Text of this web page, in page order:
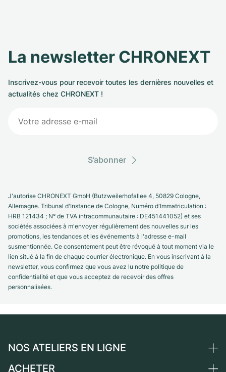
La newsletter CHRONEXT
Inscrivez-vous pour recevoir toutes les dernières nouvelles et
actualités chez CHRONEXT !
S’abonner
J'autorise CHRONEXT GmbH (Butzweilerhofallee 4, 50829 Cologne,
Allemagne. Tribunal d'Instance de Cologne, Numéro d'Immatriculation :
HRB 121434 ; N° de TVA intracommunautaire : DE451441052) et ses
sociétés associées à m'envoyer régulièrement des nouvelles sur les
promotions, les tendances et les événements à l'adresse e-mail
susmentionnée. Ce consentement peut être révoqué à tout moment via le
lien situé à la fin de chaque courrier électronique. En vous inscrivant à la
newsletter, vous confirmez que vous avez lu notre politique de
confidentialité et que vous acceptez de recevoir des offres
personnalisées.
NOS ATELIERS EN LIGNE
Allemagne
ACHETER